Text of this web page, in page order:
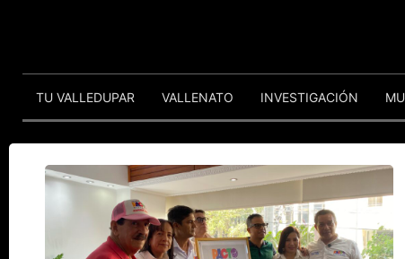
TU VALLEDUPAR VALLENATO INVESTIGACIÓN